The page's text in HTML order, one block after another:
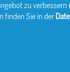
zu verbessern
finden Sie in der